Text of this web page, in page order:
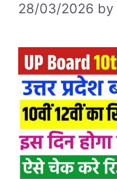
28/03/2026 by